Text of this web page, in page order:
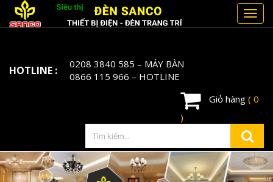
HOTLINE : 0208 3840 585 – MÁY BÀN
0866 115 966 – HOTLINE
Giỏ hàng ( 0
)